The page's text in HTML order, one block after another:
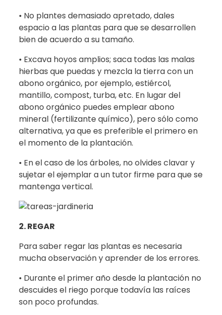
• No plantes demasiado apretado, dales
espacio a las plantas para que se desarrollen
bien de acuerdo a su tamaño.
• Excava hoyos amplios; saca todas las malas
hierbas que puedas y mezcla la tierra con un
abono orgánico, por ejemplo, estiércol,
mantillo, compost, turba, etc. En lugar del
abono orgánico puedes emplear abono
mineral (fertilizante químico), pero sólo como
alternativa, ya que es preferible el primero en
el momento de la plantación.
• En el caso de los árboles, no olvides clavar y
sujetar el ejemplar a un tutor firme para que se
mantenga vertical.
2. REGAR
Para saber regar las plantas es necesaria
mucha observación y aprender de los errores.
• Durante el primer año desde la plantación no
descuides el riego porque todavía las raíces
son poco profundas.